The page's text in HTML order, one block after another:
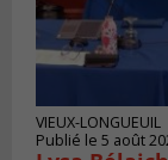
VIEUX-LONGUEUIL
Publié le 5 août